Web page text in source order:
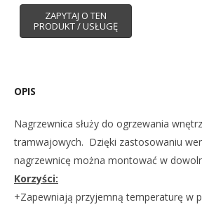
OPIS
Nagrzewnica służy do ogrzewania
tramwajowych. Dzięki zastosowaniu
nagrzewnicę można montować w
Korzyści:
+Zapewniają przyjemną temperaturę w